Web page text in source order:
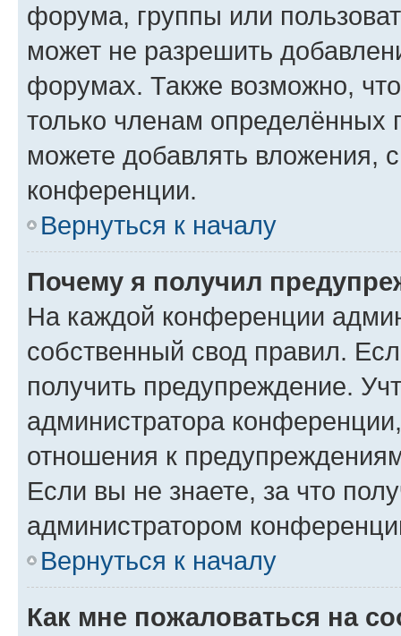
форума, группы или
может не разрешить
форумах. Также возможно,
только членам определённых
можете добавлять вложения,
конференции.
Вернуться к началу
Почему я получил
На каждой конференции
собственный свод правил.
получить предупреждение.
администратора
отношения к
Если вы не знаете, за что
администратором
Вернуться к началу
Как мне пожаловаться на